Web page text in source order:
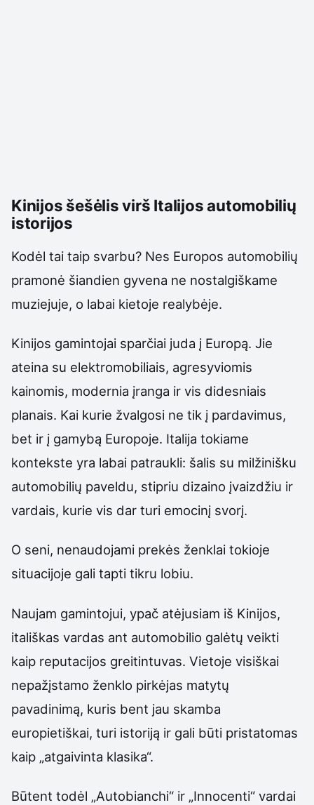
Kinijos šešėlis virš Italijos automobilių
istorijos
Kodėl tai taip svarbu? Nes Europos automobilių
pramonė šiandien gyvena ne nostalgiškame
muziejuje, o labai kietoje realybėje.
Kinijos gamintojai sparčiai juda į Europą. Jie
ateina su elektromobiliais, agresyviomis
kainomis, modernia įranga ir vis didesniais
planais. Kai kurie žvalgosi ne tik į pardavimus,
bet ir į gamybą Europoje. Italija tokiame
kontekste yra labai patraukli: šalis su milžinišku
automobilių paveldu, stipriu dizaino įvaizdžiu ir
vardais, kurie vis dar turi emocinį svorį.
O seni, nenaudojami prekės ženklai tokioje
situacijoje gali tapti tikru lobiu.
Naujam gamintojui, ypač atėjusiam iš Kinijos,
itališkas vardas ant automobilio galėtų veikti
kaip reputacijos greitintuvas. Vietoje visiškai
nepažįstamo ženklo pirkėjas matytų
pavadinimą, kuris bent jau skamba
europietiškai, turi istoriją ir gali būti pristatomas
kaip „atgaivinta klasika“.
Būtent todėl „Autobianchi“ ir „Innocenti“ vardai